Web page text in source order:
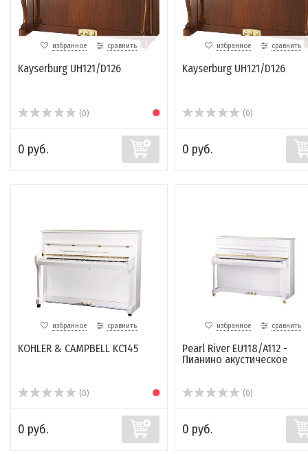
избранное сравнить
Kayserburg UH121/D126
(0)
0 руб.
избранное сравнить
Kayserburg UH121/D126
(0)
0 руб.
избранное сравнить
KOHLER & CAMPBELL KC145
(0)
0 руб.
избранное сравнить
Pearl River EU118/A112 -
Пианино акустическое
(0)
0 руб.